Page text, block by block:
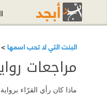
البنت التي لا تحب اسمها
مراجعات
ماذا كان رأي القرّاء